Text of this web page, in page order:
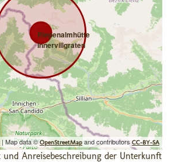
Riepenalmhütte
Innervillgraten
| Map data ©OpenStreetMap and contributorsCC-BY-SA
Anreisebeschreibung der Unterkunft